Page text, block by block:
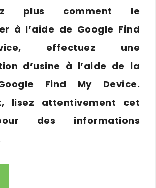
plus comment le
à l’aide de Google Find
effectuez une
d’usine à l’aide de la
Find My Device.
lisez attentivement cet
des informations